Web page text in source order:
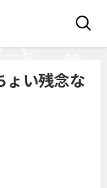
ょい残念な